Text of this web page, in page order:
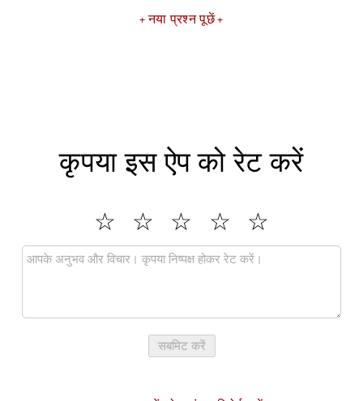
नया प्रश्न पूछें
कृपया इस ऐप को रेट करें
सबमिट करें